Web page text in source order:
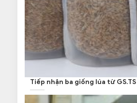
Tiếp nhận ba giống lúa từ